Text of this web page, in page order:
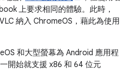
上要求相同的體驗。此時，
納入 ChromeOS，藉此為使用
和大型螢幕為 Android 應用程
開始就支援 x86 和 64 位元